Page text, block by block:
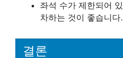
좌석 수가 제한되어
차하는 것이 좋습니다.
결론